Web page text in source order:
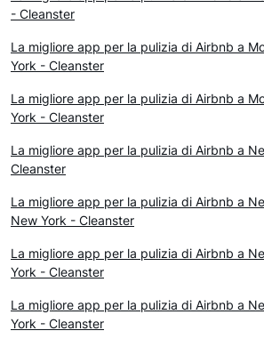
- Cleanster
La migliore app per la pulizia di Airbnb a
York - Cleanster
La migliore app per la pulizia di Airbnb a
York - Cleanster
La migliore app per la pulizia di Airbnb a
Cleanster
La migliore app per la pulizia di Airbnb a
New York - Cleanster
La migliore app per la pulizia di Airbnb a
York - Cleanster
La migliore app per la pulizia di Airbnb a
York - Cleanster